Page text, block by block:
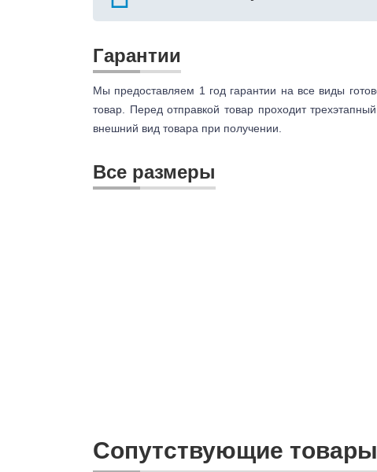
Гарантии
Мы предоставляем 1 год гарантии на все виды
товар. Перед отправкой товар проходит
внешний вид товара при получении.
Все размеры
Сопутствующие